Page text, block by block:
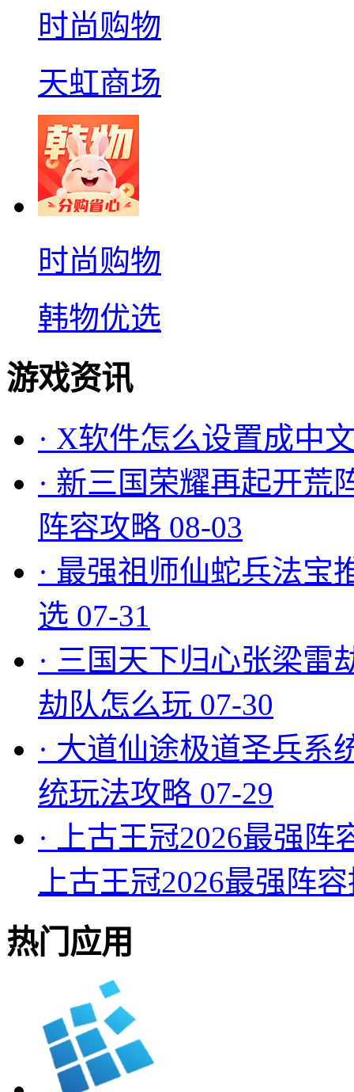
时尚购物
天虹商场
时尚购物
韩物优选
游戏资讯
· X软件怎么设置成中
· 新三国荣耀再起开荒
阵容攻略 08-03
· 最强祖师仙蛇兵法宝
选 07-31
· 三国天下归心张梁雷
劫队怎么玩 07-30
· 大道仙途极道圣兵系
统玩法攻略 07-29
·
上古王冠2026最强
上古王冠2026最强阵
热门应用